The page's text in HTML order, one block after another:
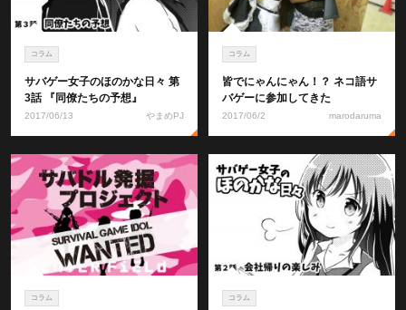
コラム
サバゲー女子のほのかな日々 第
3話 『同僚たちの予想』
2017/06/13 やまめPJ
コラム
皆でにゃんにゃん！？ ネコ語サ
バゲーに参加してきた
2017/06/2 marodaruma
コラム コラム